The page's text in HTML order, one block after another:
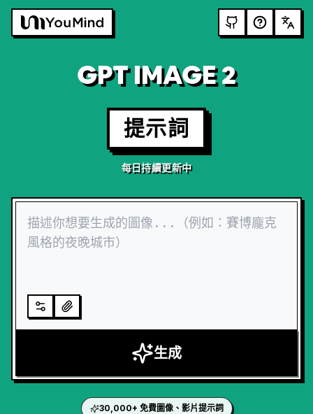
GPT IMAGE 2
提示詞
每日持續更新中
生成
30,000+ 免費圖像、影片提示詞